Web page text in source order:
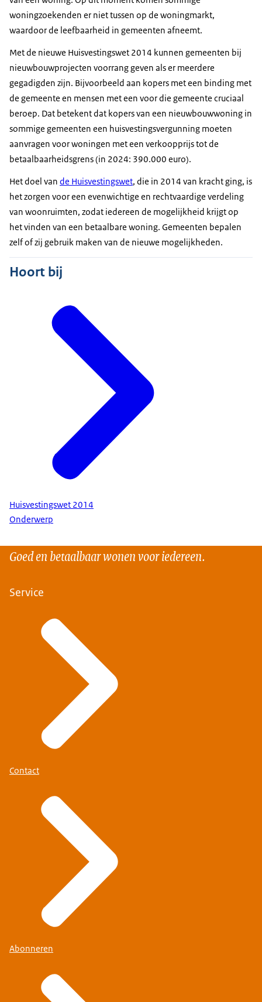
woningzoekenden er niet tussen op de woningmarkt,
waardoor de leefbaarheid in gemeenten afneemt.
Met de nieuwe Huisvestingswet 2014 kunnen gemeenten bij
nieuwbouwprojecten voorrang geven als er meerdere
gegadigden zijn. Bijvoorbeeld aan kopers met een binding met
de gemeente en mensen met een voor die gemeente cruciaal
beroep. Dat betekent dat kopers van een nieuwbouwwoning in
sommige gemeenten een huisvestingsvergunning moeten
aanvragen voor woningen met een verkoopprijs tot de
betaalbaarheidsgrens (in 2024: 390.000 euro).
Het doel van de Huisvestingswet, die in 2014 van kracht ging, is
het zorgen voor een evenwichtige en rechtvaardige verdeling
van woonruimten, zodat iedereen de mogelijkheid krijgt op
het vinden van een betaalbare woning. Gemeenten bepalen
zelf of zij gebruik maken van de nieuwe mogelijkheden.
Hoort bij
Huisvestingswet 2014
Onderwerp
Goed en betaalbaar wonen voor iedereen.
Service
Contact
Abonneren